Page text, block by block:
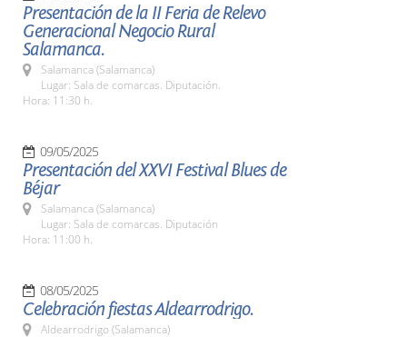
Presentación de la II Feria de Relevo
Generacional Negocio Rural
Salamanca.
Salamanca (Salamanca)
Lugar: Sala de comarcas. Diputación.
Hora: 11:30 h.
09/05/2025
Presentación del XXVI Festival Blues de
Béjar
Salamanca (Salamanca)
Lugar: Sala de comarcas. Diputación
Hora: 11:00 h.
08/05/2025
Celebración fiestas Aldearrodrigo.
Aldearrodrigo (Salamanca)